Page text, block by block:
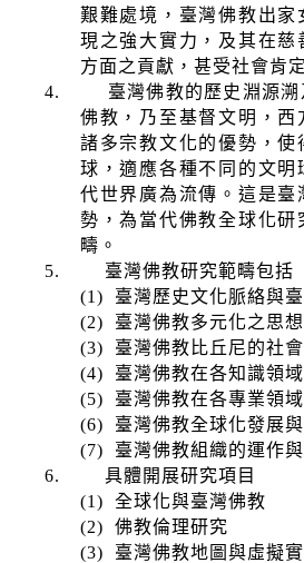
艱難處境，臺灣佛教出家
現之強大實力，及其在慈
方面之貢獻，甚受社會肯
4.
臺灣佛教的歷史淵源
佛教，乃至基督文明，西
諸多宗教文化的優勢，使
球，適應各種不同的文明
代世界廣為流傳。這是臺
勢，為當代佛教全球化研
疇。
5.
臺灣佛教研究範疇包括
(1)
臺灣歷史文化脈絡與
(2)
臺灣佛教多元化之思
(3)
臺灣佛教比丘尼的社
(4)
臺灣佛教在各知識領
(5)
臺灣佛教在各專業領
(6)
臺灣佛教全球化發展
(7)
臺灣佛教組織的運作
6.
具體開展研究項目
(1)
全球化與臺灣佛教
(2)
佛教倫理研究
(3)
臺灣佛教地圖與虛擬